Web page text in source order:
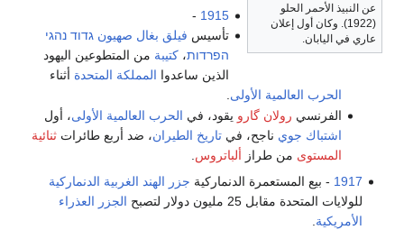
عن النبيذ الأحمر الحلو
(1922). وكان أول إعلان
عاري في اليابان.
1915
-
تأسيس فيلق بغال صهيون גדוד נהגי
הפרדות، كتيبة من المتطوعين اليهود
الذين ساعدوا المملكة المتحدة أثناء
الحرب العالمية الأولى
الفرنسي رولان گارو يقود، في الحرب العالمية الأولى، أول
اشتباك جوي ناجح، في تاريخ الطيران، ضد أربع طائرات ثنائية
المستوى من طراز ألباتروس.
1917 - بيع المستعمرة الدنماركية جزر الهند الغربية الدنماركية
للولايات المتحدة مقابل 25 مليون دولار لتصبح
الجزر العذراء
الأمريكية.